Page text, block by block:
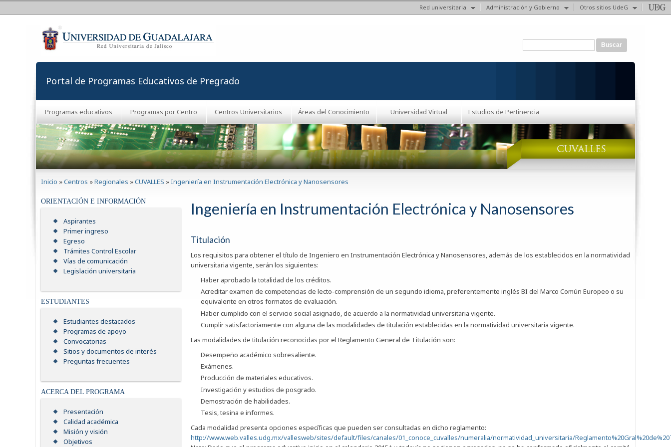
Red universitaria Administración y Gobierno Otros sitios UdeG
Formulario de búsqueda
Portal de Programas Educativos de Pregrado
Programas educativos Programas por Centro Centros Universitarios Áreas del Conocimiento Universidad Virtual Estudios de Pertinencia
Inicio »Centros »Regionales »CUVALLES »Ingeniería en Instrumentación Electrónica y Nanosensores
ORIENTACIÓN E INFORMACIÓN
Aspirantes
Primer ingreso
Egreso
Trámites Control Escolar
Vías de comunicación
Legislación universitaria
ESTUDIANTES
Estudiantes destacados
Programas de apoyo
Convocatorias
Sitios y documentos de interés
Preguntas frecuentes
ACERCA DEL PROGRAMA
Presentación
Calidad académica
Misión y visión
Objetivos
Ingeniería en Instrumentación Electrónica y Nanosensores
Titulación
Los requisitos para obtener el título de Ingeniero en Instrumentación Electrónica y Nanosensores, además de los establecidos en la normatividad
universitaria vigente, serán los siguientes:
Haber aprobado la totalidad de los créditos.
Acreditar examen de competencias de lecto-comprensión de un segundo idioma, preferentemente inglés BI del Marco Común Europeo o su
equivalente en otros formatos de evaluación.
Haber cumplido con el servicio social asignado, de acuerdo a la normatividad universitaria vigente.
Cumplir satisfactoriamente con alguna de las modalidades de titulación establecidas en la normatividad universitaria vigente.
Las modalidades de titulación reconocidas por el Reglamento General de Titulación son:
Desempeño académico sobresaliente.
Exámenes.
Producción de materiales educativos.
Investigación y estudios de posgrado.
Demostración de habilidades.
Tesis, tesina e informes.
Cada modalidad presenta opciones específicas que pueden ser consultadas en dicho reglamento:
http://www.web.valles.udg.mx/vallesweb/sites/default/files/canales/01_conoce_cuvalles/numeralia/normatividad_universitaria/